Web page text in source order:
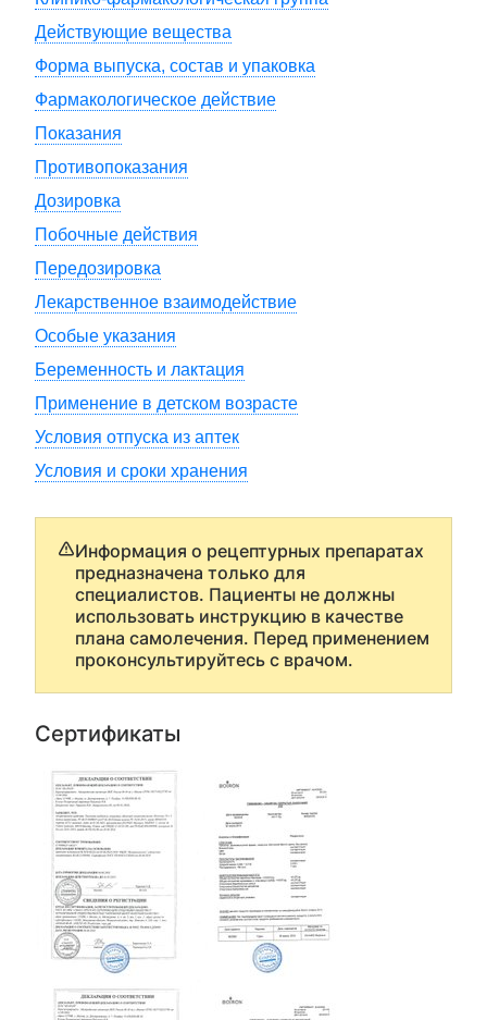
Действующие вещества
Форма выпуска, состав и упаковка
Фармакологическое действие
Показания
Противопоказания
Дозировка
Побочные действия
Передозировка
Лекарственное взаимодействие
Особые указания
Беременность и лактация
Применение в детском возрасте
Условия отпуска из аптек
Условия и сроки хранения
Информация о рецептурных препаратах
предназначена только для
специалистов. Пациенты не должны
использовать инструкцию в качестве
плана самолечения. Перед применением
проконсультируйтесь с врачом.
Сертификаты